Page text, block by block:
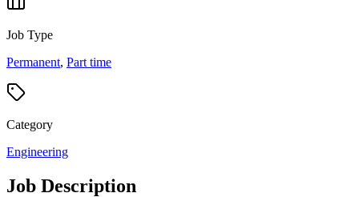
Job Type
Permanent, Part time
Category
Engineering
Job Description